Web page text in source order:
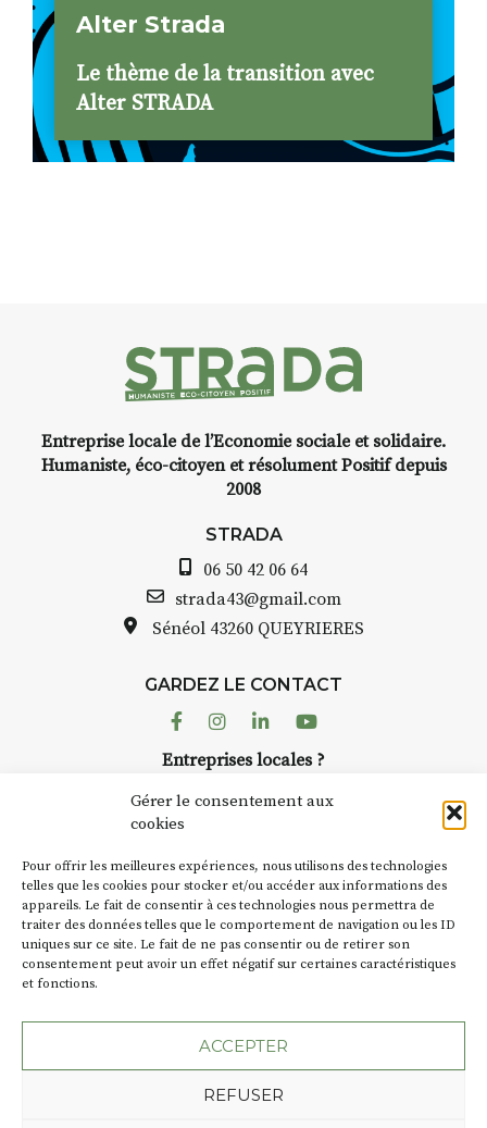
Gérer le consentement aux
cookies
Pour offrir les meilleures expériences, nous utilisons des technologies
telles que les cookies pour stocker et/ou accéder aux informations des
appareils. Le fait de consentir à ces technologies nous permettra de
traiter des données telles que le comportement de navigation ou les ID
uniques sur ce site. Le fait de ne pas consentir ou de retirer son
consentement peut avoir un effet négatif sur certaines caractéristiques
et fonctions.
ACCEPTER
REFUSER
Alter Strada
Le thème de la transition avec
Alter STRADA
Entreprise locale de l’Economie sociale et solidaire.
Humaniste, éco-citoyen et résolument Positif depuis
2008
STRADA
06 50 42 06 64
strada43@gmail.com
Sénéol 43260 QUEYRIERES
GARDEZ LE CONTACT
FacebookInstagram
LinkedinYoutube
Entreprises locales ?
Suivez toute l'actu de Strada